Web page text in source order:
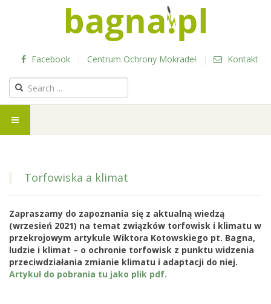
Facebook | Centrum Ochrony Mokradeł | Kontakt
Torfowiska a klimat
Zapraszamy do zapoznania się z aktualną wiedzą
(wrzesień 2021) na temat związków torfowisk i klimatu w
przekrojowym artykule Wiktora Kotowskiego pt. Bagna,
ludzie i klimat – o ochronie torfowisk z punktu widzenia
przeciwdziałania zmianie klimatu i adaptacji do niej.
Artykuł do pobrania tu jako plik pdf.